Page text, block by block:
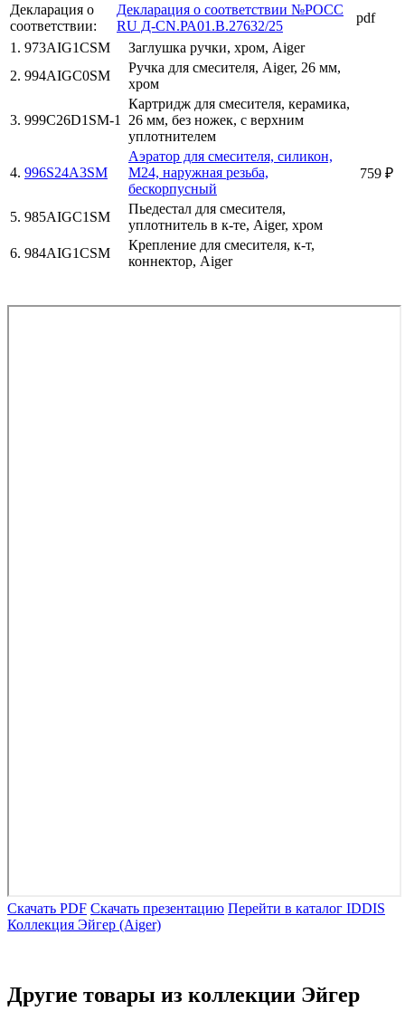
Декларация о
соответствии:
Декларация о соответствии №РОСС
RU Д-CN.РА01.B.27632/25
pdf
1. 973AIG1CSM
Заглушка ручки, хром, Aiger
2. 994AIGC0SM
Ручка для смесителя, Aiger, 26 мм,
хром
3. 999C26D1SM-1
Картридж для смесителя, керамика,
26 мм, без ножек, с верхним
уплотнителем
4. 996S24A3SM
Аэратор для смесителя, силикон,
M24, наружная резьба,
бескорпусный
759 ₽
5. 985AIGC1SM
Пьедестал для смесителя,
уплотнитель в к-те, Aiger, хром
6. 984AIG1CSM
Крепление для смесителя, к-т,
коннектор, Aiger
Скачать PDF Скачать презентацию Перейти в каталог IDDIS
Коллекция Эйгер (Aiger)
Другие товары из коллекции Эйгер